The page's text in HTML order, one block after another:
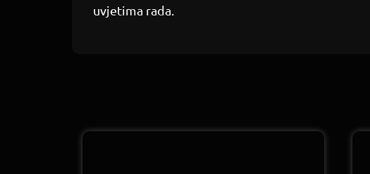
uvjetima rada.